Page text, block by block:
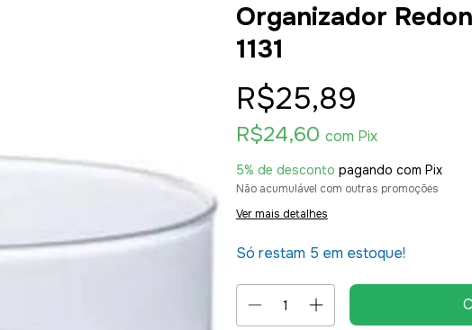
Organizador
1131
R$25,89
R$24,60 com Pix
5% de desconto pagando com Pix
Não acumulável com outras promoções
Ver mais detalhes
Só restam 5 em estoque!